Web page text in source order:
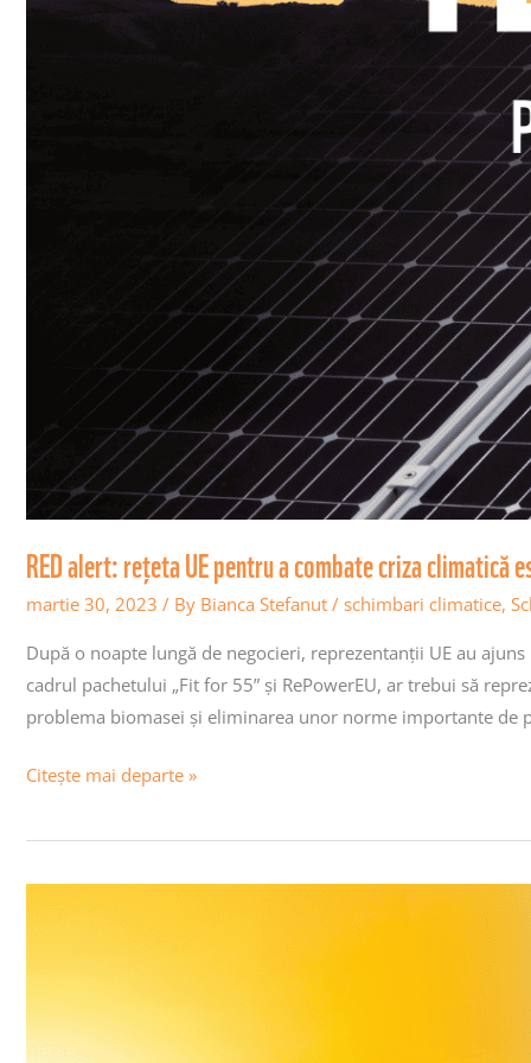
RED alert: rețeta UE pentru a combate criza climatică
martie 30, 2023 / By Bianca Stefanut / schimbari climatice,
După o noapte lungă de negocieri, reprezentanții UE au
cadrul pachetului „Fit for 55” și RePowerEU, ar trebui să
problema biomasei și eliminarea unor norme importante de
Citește mai departe »
privind
clima